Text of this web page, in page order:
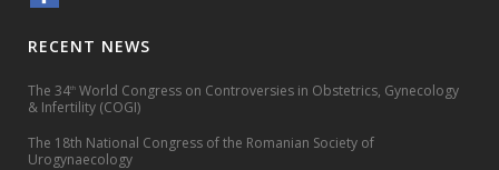
RECENT NEWS
The 34th World Congress on Controversies in Obstetrics, Gynecology
& Infertility (COGI)
The 18th National Congress of the Romanian Society of
Urogynaecology